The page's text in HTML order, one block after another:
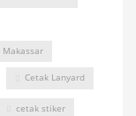
Makassar
Cetak Lanyard
cetak stiker